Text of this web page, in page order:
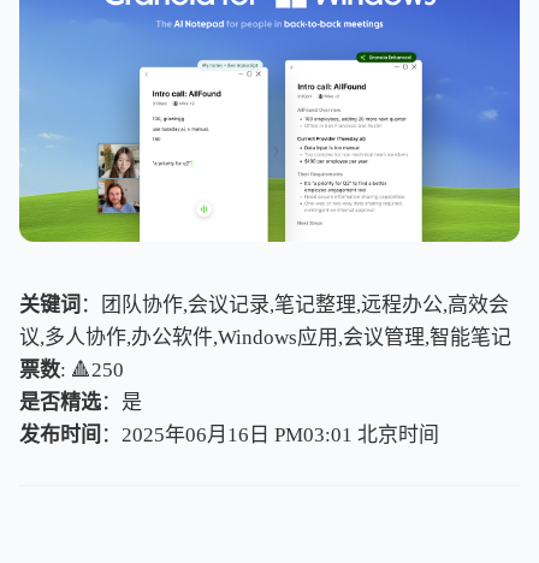
关键词 ：团队协作,会议记录,笔记整理,远程办公,高效会
议,多人协作,办公软件,Windows应用,会议管理,智能笔记
票数: 🔺250
是否精选：是
发布时间 ：2025年06月16日 PM03:01 北京时间
北京时间